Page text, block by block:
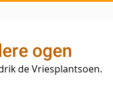
ogen
de Vriesplantsoen.